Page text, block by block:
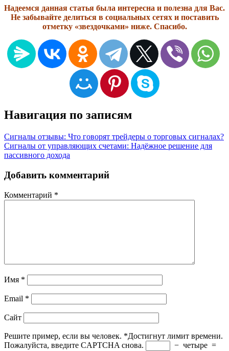
Надеемся данная статья была интересна и полезна для Вас.
Не забывайте делиться в социальных сетях и поставить
отметку «звездочками» ниже. Спасибо.
Навигация по записям
Сигналы отзывы: Что говорят трейдеры о торговых сигналах?
Сигналы от управляющих счетами: Надёжное решение для
пассивного дохода
Добавить комментарий
Комментарий *
Имя *
Email *
Сайт
Решите пример, если вы человек. *Достигнут лимит времени.
Пожалуйста, введите CAPTCHA снова.
− четыре =